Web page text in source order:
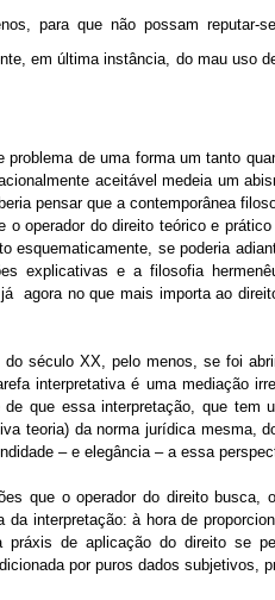
para que não possam reputar-
em última instância, do mau uso
de uma forma um tanto
aceitável medeia um
pensar que a contemporânea
operador do direito teórico e
esquematicamente, se poderia
explicativas e a filosofia
agora no que mais importa ao
século XX, pelo menos, se foi
interpretativa é uma mediação
que essa interpretação, que tem
teoria) da norma jurídica mesma,
– e elegância – a essa
que o operador do direito busca,
interpretação: à hora de
práxis de aplicação do direito se
por puros dados subjetivos,